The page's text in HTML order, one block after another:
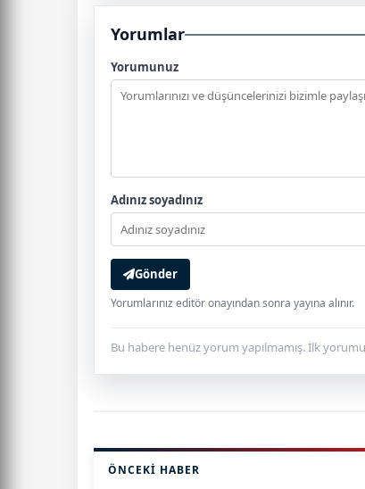
Yorumlar
Yorumunuz
Adınız soyadınız
Gönder
Yorumlarınız editör onayından sonra yayına alınır.
Bu habere henüz yorum yapılmamış. İlk yorumu
ÖNCEKI HABER